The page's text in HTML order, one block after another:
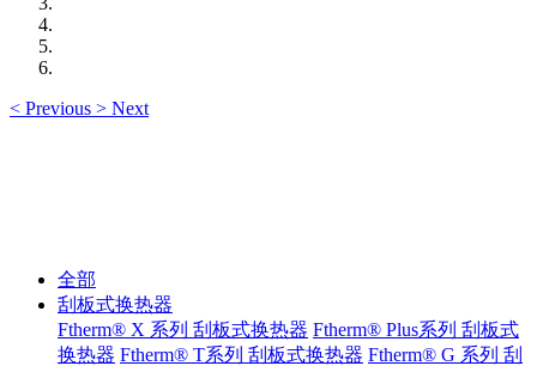
< Previous > Next
全部
刮板式换热器
Ftherm® X 系列 刮板式换热器 Ftherm® Plus系列 刮板式
换热器 Ftherm® T系列 刮板式换热器 Ftherm® G 系列 刮